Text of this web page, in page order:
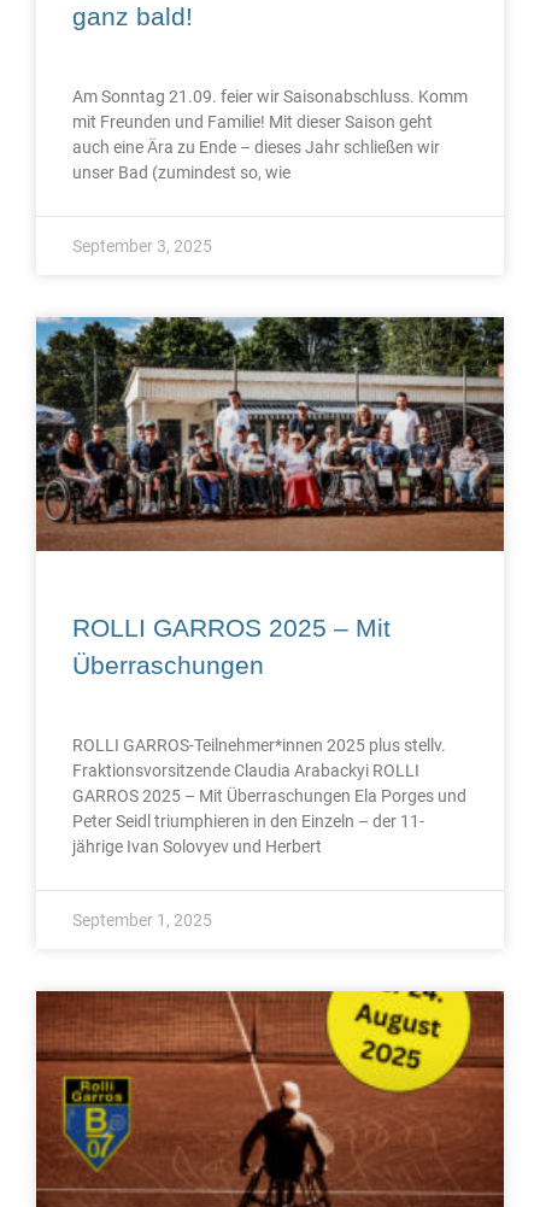
ganz bald!
Am Sonntag 21.09. feier wir Saisonabschluss. Komm
mit Freunden und Familie! Mit dieser Saison geht
auch eine Ära zu Ende – dieses Jahr schließen wir
unser Bad (zumindest so, wie
September 3, 2025
ROLLI GARROS 2025 – Mit
Überraschungen
ROLLI GARROS-Teilnehmer*innen 2025 plus stellv.
Fraktionsvorsitzende Claudia Arabackyi ROLLI
GARROS 2025 – Mit Überraschungen Ela Porges und
Peter Seidl triumphieren in den Einzeln – der 11-
jährige Ivan Solovyev und Herbert
September 1, 2025